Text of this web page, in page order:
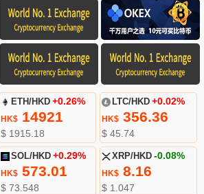
ETH/HKD +0.26%
HK$ 14921
$ 1915.18
LTC/HKD +0.02%
HK$356.36
$ 45.74
SOL/HKD +0.29%
HK$ 573.01
$ 73.548
XRP/HKD -0.08%
HK$8.16
$ 1.047